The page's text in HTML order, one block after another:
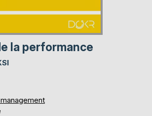
la performance